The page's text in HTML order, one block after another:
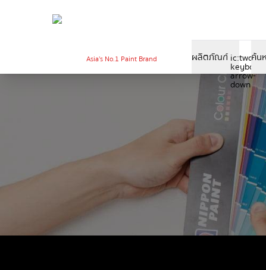
Asia’s No.1 Paint Brand ผลิตภัณฑ์
keyboard-
arrow-
down
ค้น